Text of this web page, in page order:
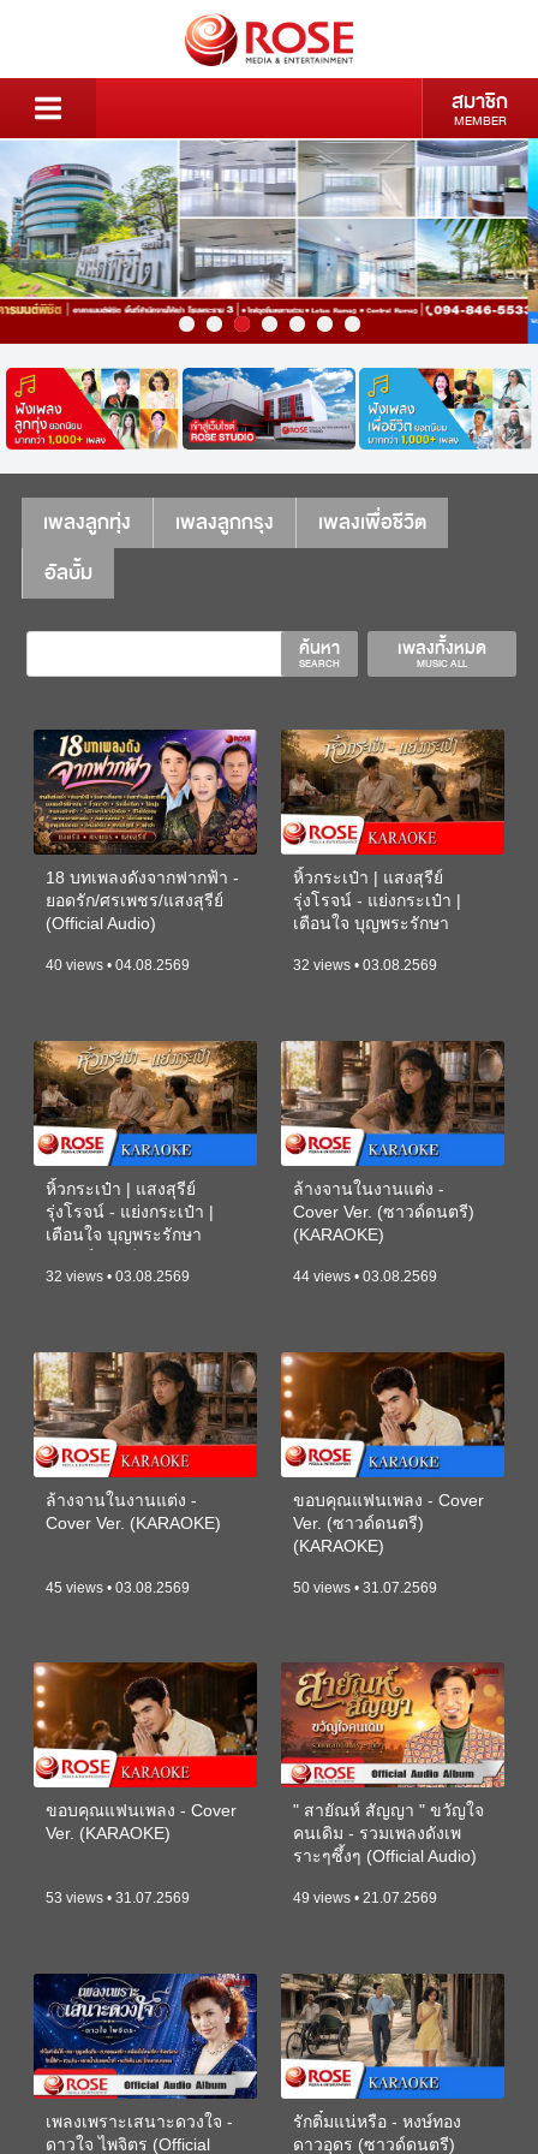
สมาชิก
MEMBER
เพลงลูกทุ่ง เพลงลูกกรุง
เพลงเพื่อชีวิต
อัลบั้ม
เพลงทั้งหมด
MUSIC ALL
ค้นหา
SEARCH
18 บทเพลงดังจากฟากฟ้า -
ยอดรัก/ศรเพชร/แสงสุรีย์
(Official Audio)
40 views • 04.08.2569
หิ้วกระเป๋า | แสงสุรีย์
รุ่งโรจน์ - แย่งกระเป๋า |
เตือนใจ บุญพระรักษา
32 views • 03.08.2569
หิ้วกระเป๋า | แสงสุรีย์
รุ่งโรจน์ - แย่งกระเป๋า |
เตือนใจ บุญพระรักษา
32 views • 03.08.2569
ล้างจานในงานแต่ง -
Cover Ver. (ซาวด์ดนตรี)
(KARAOKE)
44 views • 03.08.2569
ล้างจานในงานแต่ง -
Cover Ver. (KARAOKE)
45 views • 03.08.2569
ขอบคุณแฟนเพลง - Cover
Ver. (ซาวด์ดนตรี)
(KARAOKE)
50 views • 31.07.2569
ขอบคุณแฟนเพลง - Cover
Ver. (KARAOKE)
53 views • 31.07.2569
" สายัณห์ สัญญา " ขวัญใจ
คนเดิม - รวมเพลงดังเพ
ราะๆซึ้งๆ (Official Audio)
49 views • 21.07.2569
เพลงเพราะเสนาะดวงใจ -
ดาวใจ ไพจิตร (Official
รักติ๋มแน่หรือ - หงษ์ทอง
ดาวอุดร (ซาวด์ดนตรี)